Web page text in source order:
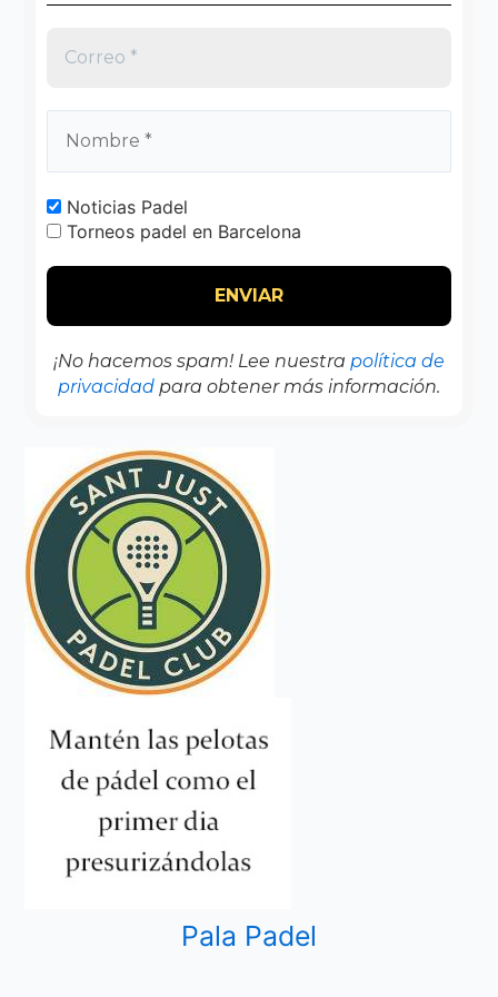
Noticias Padel
Torneos padel en Barcelona
¡No hacemos spam! Lee nuestra política de
privacidad para obtener más información.
Pala Padel